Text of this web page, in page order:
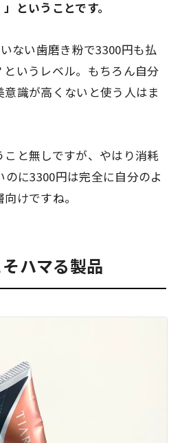
ということです。
ない歯磨き粉で3300円も払
いうレベル。もちろん自分
識が高くないと使う人はま
と無しですが、やはり消耗
に3300円は完全に自分のよ
けですね。
ハマる製品